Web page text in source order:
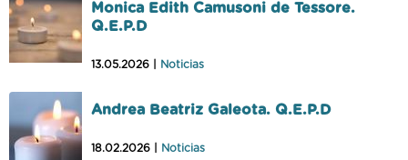
Monica Edith Camusoni de Tessore.
Q.E.P.D
13.05.2026 | Noticias
Andrea Beatriz Galeota. Q.E.P.D
18.02.2026 | Noticias